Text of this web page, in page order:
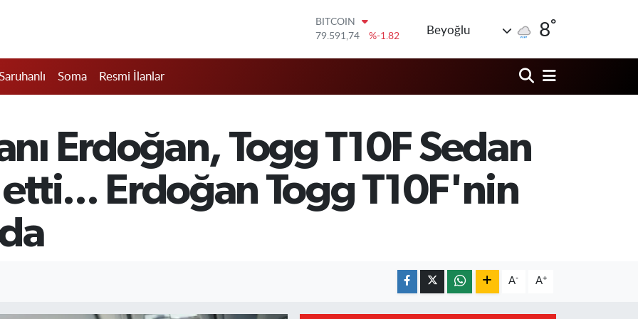
DOLAR
45,43620
%0.02
61,60380
%0.18
BİST100
%0
BITCOIN
%-1.82
Beyoğlu 8°
Soma Resmi İlanlar
Erdoğan, Togg T10F Sedan
Erdoğan Togg T10F'nin
A- A+